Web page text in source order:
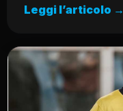
Leggi l’articolo →